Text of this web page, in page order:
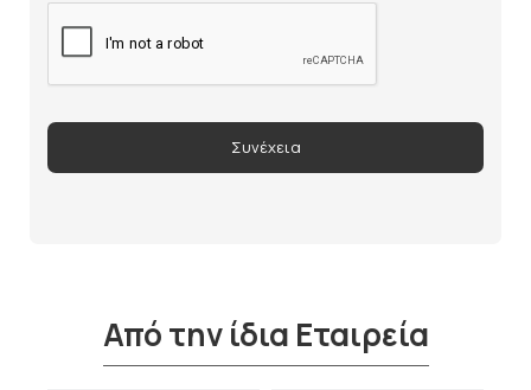
Συνέχεια
Από την ίδια Εταιρεία